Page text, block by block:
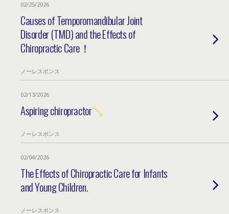
02/25/2026
Causes of Temporomandibular Joint
Disorder (TMD) and the Effects of
Chiropractic Care！
ノーレスポンス
02/13/2026
Aspiring chiropractor
ノーレスポンス
02/04/2026
The Effects of Chiropractic Care for Infants
and Young Children.
ノーレスポンス